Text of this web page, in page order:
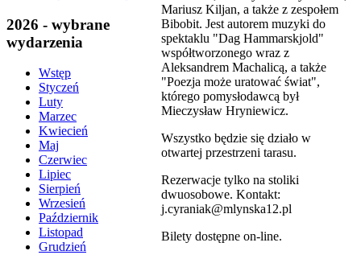
2026 - wybrane
wydarzenia
Wstęp
Styczeń
Luty
Marzec
Kwiecień
Maj
Czerwiec
Lipiec
Sierpień
Wrzesień
Październik
Listopad
Grudzień
Mariusz Kiljan, a także z zespołem
Bibobit. Jest autorem muzyki do
spektaklu "Dag Hammarskjold"
współtworzonego wraz z
Aleksandrem Machalicą, a także
"Poezja może uratować świat",
którego pomysłodawcą był
Mieczysław Hryniewicz.
Wszystko będzie się działo w
otwartej przestrzeni tarasu.
Rezerwacje tylko na stoliki
dwuosobowe. Kontakt:
j.cyraniak@mlynska12.pl
Bilety dostępne on-line.